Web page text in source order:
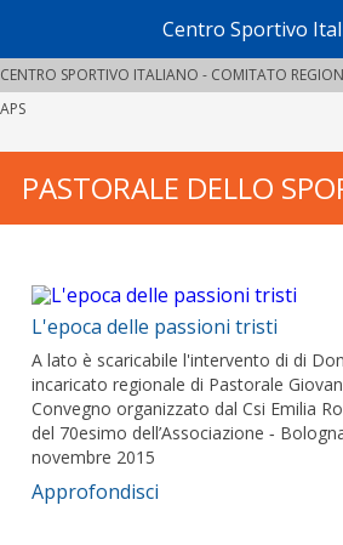
Centro Sportivo
CENTRO SPORTIVO ITALIANO - COMITATO
APS
PASTORALE DELLO
L'epoca delle passioni tristi
A lato è scaricabile l'intervento di di
incaricato regionale di Pastorale
Convegno organizzato dal Csi Emilia
del 70esimo dell’Associazione ‐
novembre 2015
Approfondisci